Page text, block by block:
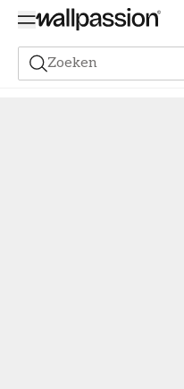
Zoeken
Verf Alle Kleuren Gele verf